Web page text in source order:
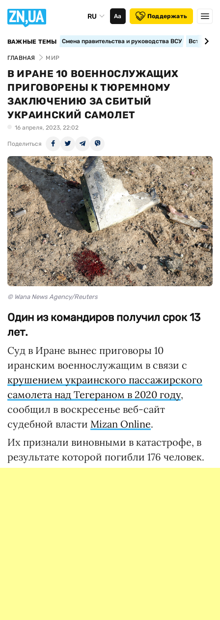
RU Аа Поддержать
ВАЖНЫЕ ТЕМЫ Смена правительства и руководства ВСУ
ГЛАВНАЯ МИР
В ИРАНЕ 10 ВОЕННОСЛУЖАЩИХ
ПРИГОВОРЕНЫ К ТЮРЕМНОМУ
ЗАКЛЮЧЕНИЮ ЗА СБИТЫЙ
УКРАИНСКИЙ САМОЛЕТ
16 апреля, 2023, 22:02
Поделиться
© Wana News Agency/Reuters
Один из командиров получил срок 13
лет.
Суд в Иране вынес приговоры 10
иранским военнослужащим в связи с
крушением украинского пассажирского
самолета над Тегераном в 2020 году,
сообщил в воскресенье веб-сайт
судебной власти Mizan Online.
Их признали виновными в катастрофе, в
результате которой погибли 176 человек.